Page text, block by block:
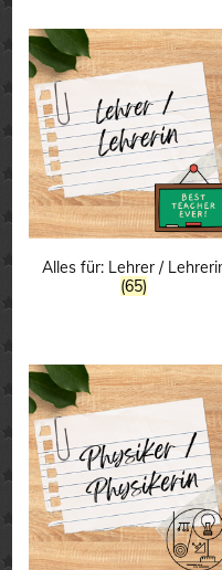
Alles für: Lehrer /
(65)